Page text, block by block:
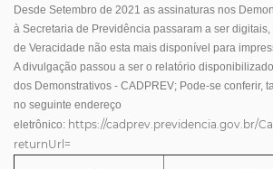
Desde Setembro de 2021 as assinaturas nos
à Secretaria de Previdência passaram a ser
de Veracidade não esta mais disponível para
A divulgação passou a ser o relatório
dos Demonstrativos - CADPREV; Pode-se conferir,
no seguinte endereço
eletrônico: https://cadprev.previdencia.gov.br/
returnUrl=